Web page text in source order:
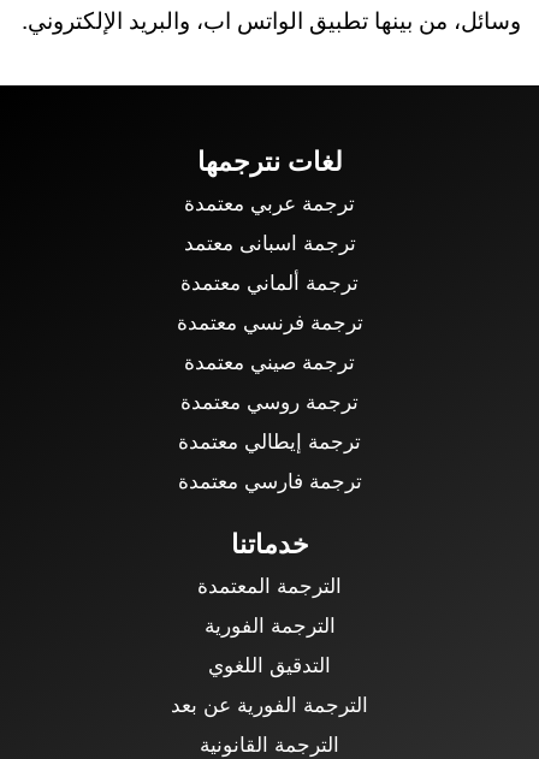
وسائل، من بينها تطبيق الواتس اب، والبريد الإلكتروني.
لغات نترجمها
ترجمة عربي معتمدة
ترجمة اسبانى معتمد
ترجمة ألماني معتمدة
ترجمة فرنسي معتمدة
ترجمة صيني معتمدة
ترجمة روسي معتمدة
ترجمة إيطالي معتمدة
ترجمة فارسي معتمدة
خدماتنا
الترجمة المعتمدة
الترجمة الفورية
التدقيق اللغوي
الترجمة الفورية عن بعد
الترجمة القانونية